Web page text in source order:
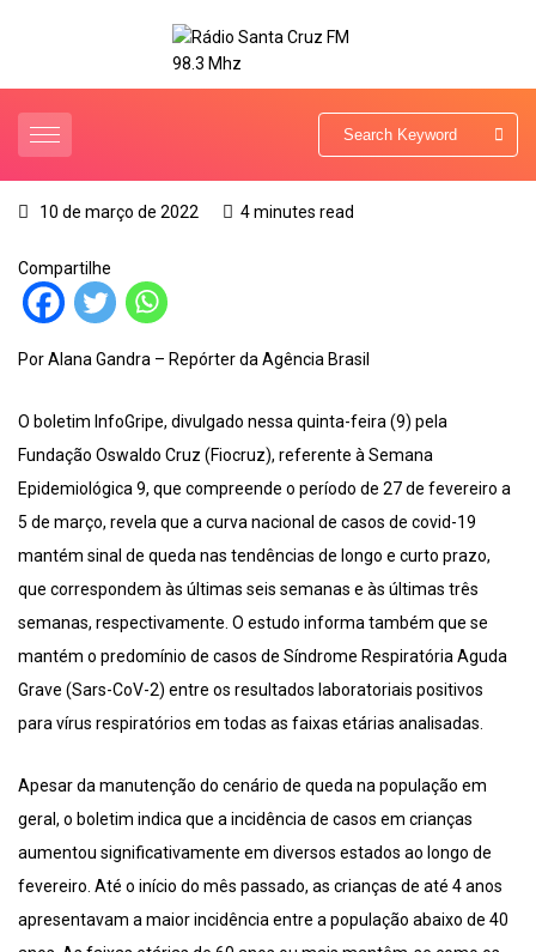
10 de março de 2022 4 minutes read
Compartilhe
Por Alana Gandra – Repórter da Agência Brasil
O boletim InfoGripe, divulgado nessa quinta-feira (9) pela
Fundação Oswaldo Cruz (Fiocruz), referente à Semana
Epidemiológica 9, que compreende o período de 27 de fevereiro a
5 de março, revela que a curva nacional de casos de covid-19
mantém sinal de queda nas tendências de longo e curto prazo,
que correspondem às últimas seis semanas e às últimas três
semanas, respectivamente. O estudo informa também que se
mantém o predomínio de casos de Síndrome Respiratória Aguda
Grave (Sars-CoV-2) entre os resultados laboratoriais positivos
para vírus respiratórios em todas as faixas etárias analisadas.
Apesar da manutenção do cenário de queda na população em
geral, o boletim indica que a incidência de casos em crianças
aumentou significativamente em diversos estados ao longo de
fevereiro. Até o início do mês passado, as crianças de até 4 anos
apresentavam a maior incidência entre a população abaixo de 40